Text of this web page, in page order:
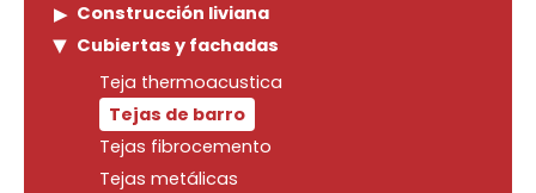
Construcción liviana
Cubiertas y fachadas
Teja thermoacustica
Tejas de barro
Tejas fibrocemento
Tejas metálicas